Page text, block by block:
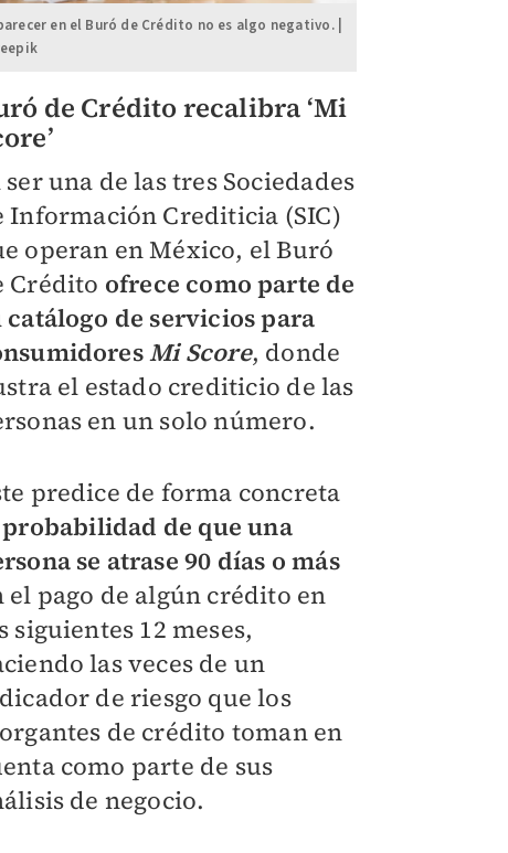
en el Buró de Crédito no es algo negativo. |
de Crédito recalibra ‘Mi
una de las tres Sociedades
Información Crediticia (SIC)
operan en México, el Buró
Crédito ofrece como parte de
catálogo de servicios para
Mi Score, donde
el estado crediticio de las
en un solo número.
predice de forma concreta
probabilidad de que una
se atrase 90 días o más
el pago de algún crédito en
siguientes 12 meses,
las veces de un
de riesgo que los
de crédito toman en
como parte de sus
de negocio.